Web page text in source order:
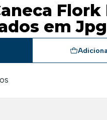
Flork
em Jpg